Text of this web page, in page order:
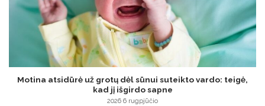
Motina atsidūrė už grotų dėl sūnui suteikto vardo: teigė,
kad jį išgirdo sapne
2026 6 rugpjūčio